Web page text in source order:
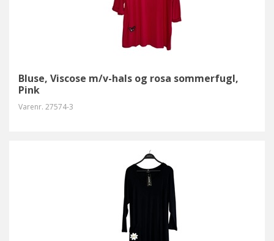
Bluse, Viscose m/v-hals og rosa sommerfugl,
Pink
Varenr. 27574-3